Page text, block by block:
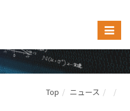
Top ニュース